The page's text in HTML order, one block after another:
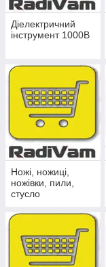
Діелектричний
інструмент 1000В
Ножі, ножиці,
ножівки, пили,
стусло